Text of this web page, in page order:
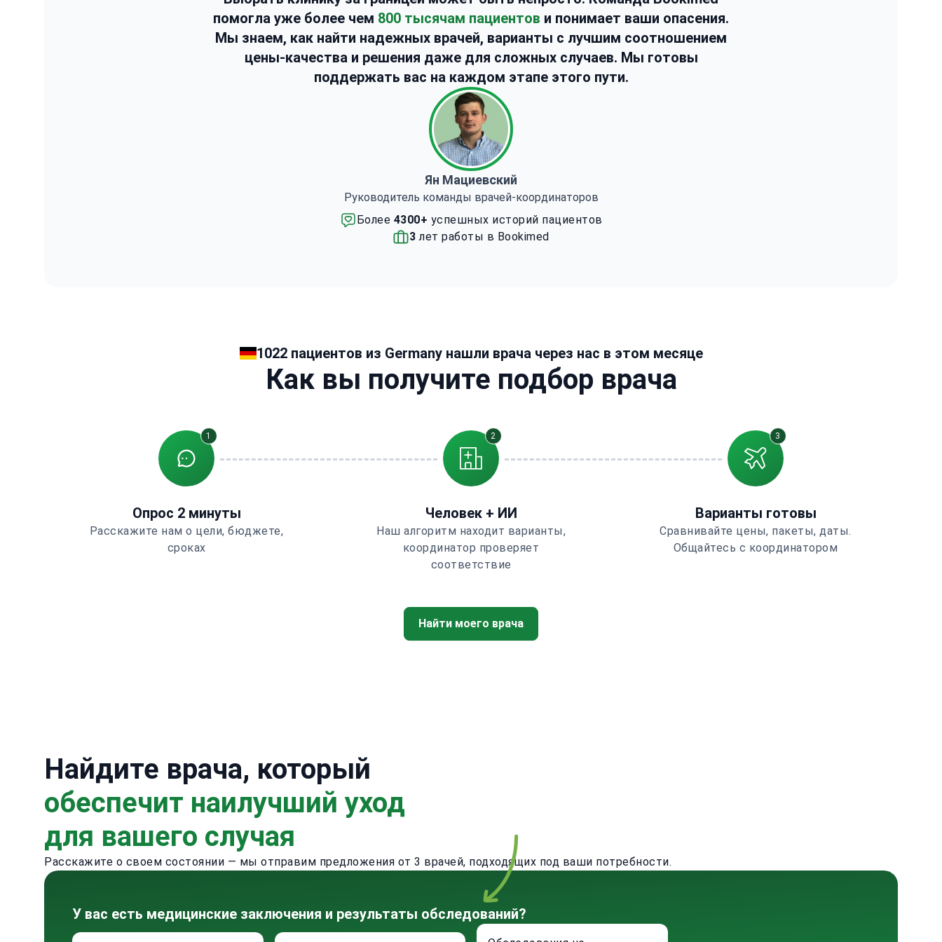
лечения тяжелых травм, физической и
мануальной терапии. Такой комплексный
подход позволяет подобрать оптимальную
тактику лечения для каждого пациента — от
консервативной терапии до
высокотехнологичных хирургических
Пациенты ценят доктора
Маркуса Графа за большой практический опыт,
внимательное отношение и стремление
подобрать наиболее эффективное лечение,
которое помогает восстановить подвижность
суставов, избавиться от боли и вернуться к
активному образу жизни.
результатам эндопротезирования суставов
помогла уже более чем 800 тысячам пациентов и понимает ваши опасения.
Мы знаем, как найти надежных врачей, варианты с лучшим соотношением
цены-качества и решения даже для сложных случаев. Мы готовы
поддержать вас на каждом этапе этого пути.
Ян Мациевский
Руководитель команды врачей-координаторов
Более 4300+ успешных историй пациентов
3 лет работы в Bookimed
1022 пациентов из Germany нашли врача через нас в этом месяце
Как вы получите подбор врача
1
Опрос 2 минуты
Расскажите нам о цели, бюджете,
сроках
2
Человек + ИИ
Наш алгоритм находит варианты,
координатор проверяет
соответствие
3
Варианты готовы
Сравнивайте цены, пакеты, даты.
Общайтесь с координатором
Найти моего врача
Найдите врача, который
обеспечит наилучший уход
для вашего случая
Расскажите о своем состоянии — мы отправим предложения от 3 врачей, подходящих под ваши потребности.
У вас есть медицинские заключения и результаты обследований?